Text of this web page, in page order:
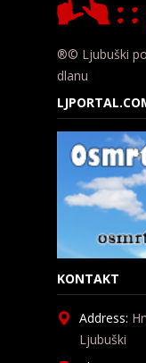
®© Ljubuški
dlanu
KONTAKT
Address:
Ljubuški